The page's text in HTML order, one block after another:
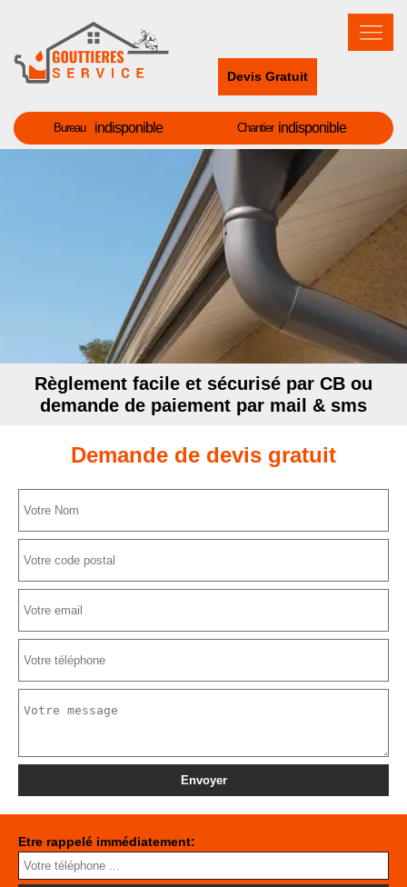
Devis Gratuit
Bureau indisponible Chantier indisponible
Règlement facile et sécurisé par CB ou
demande de paiement par mail & sms
Demande de devis gratuit
Etre rappelé immédiatement: